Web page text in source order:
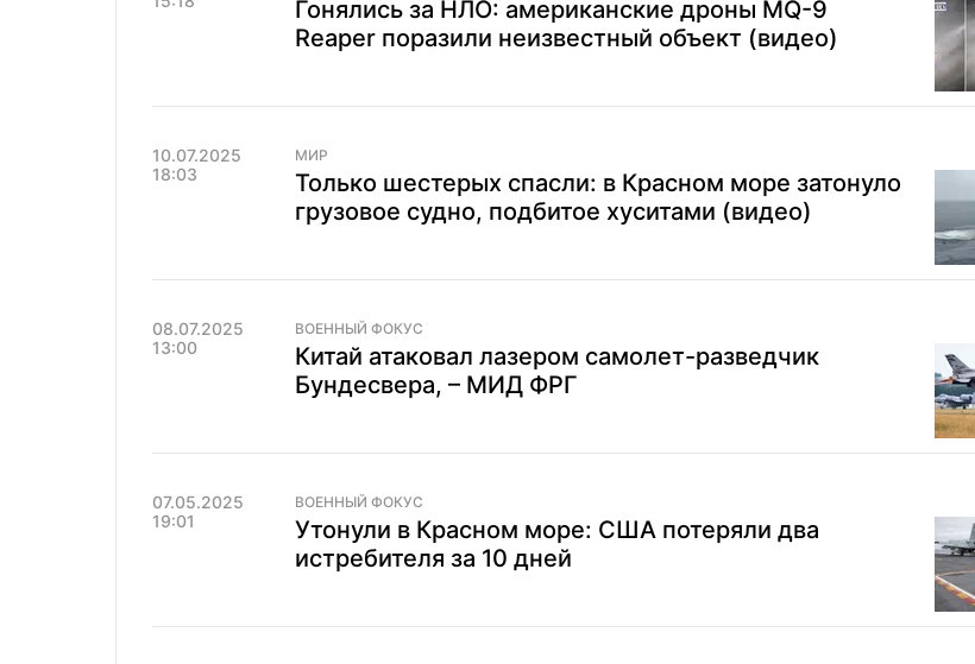
Гонялись за НЛО: американские дроны MQ-9
Reaper поразили неизвестный объект (видео)
10.07.2025
18:03
МИР
Только шестерых спасли: в Красном море затонуло
грузовое судно, подбитое хуситами (видео)
08.07.2025
13:00
ВОЕННЫЙ ФОКУС
Китай атаковал лазером самолет-разведчик
Бундесвера, – МИД ФРГ
07.05.2025
19:01
ВОЕННЫЙ ФОКУС
Утонули в Красном море: США потеряли два
истребителя за 10 дней